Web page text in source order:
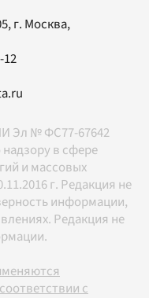
, г. Москва,
12
Эл № ФС77-67642
в сфере
и массовых
г. Редакция не
информации,
Редакция не
с